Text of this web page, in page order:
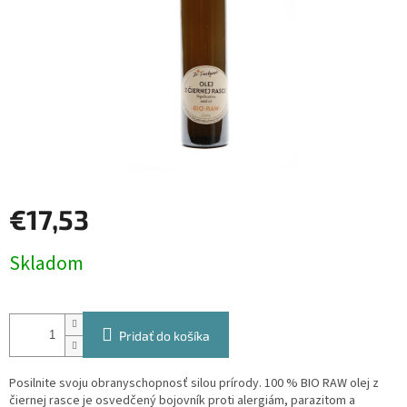
€17,53
cena:
Skladom
Pridať do košíka
Posilnite svoju obranyschopnosť silou prírody. 100 % BIO RAW olej z
čiernej rasce je osvedčený bojovník proti alergiám, parazitom a